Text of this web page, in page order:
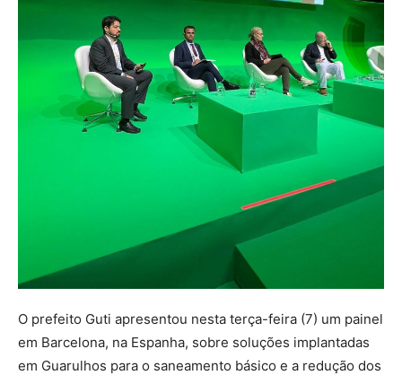
O prefeito Guti apresentou nesta terça-feira (7) um painel
em Barcelona, na Espanha, sobre soluções implantadas
em Guarulhos para o saneamento básico e a redução dos